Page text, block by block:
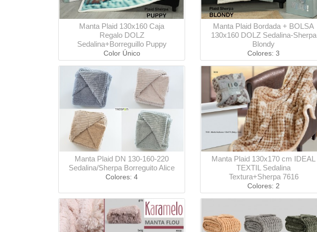
Manta Plaid 130x160 Caja
Regalo DOLZ
Sedalina+Borreguillo Puppy
Color Único
Manta Plaid Bordada + BOLSA
130x160 DOLZ Sedalina-Sherpa
Blondy
Colores: 3
Manta Plaid DN 130-160-220
Sedalina/Sherpa Borreguito Alice
Colores: 4
Manta Plaid 130x170 cm IDEAL
TEXTIL Sedalina
Textura+Sherpa 7616
Colores: 2